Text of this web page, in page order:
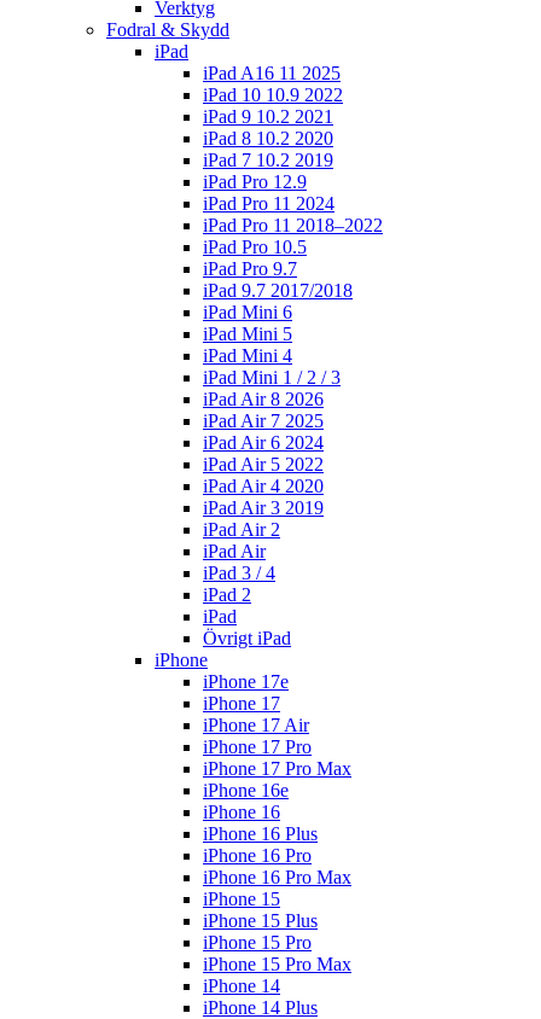
Verktyg
Fodral & Skydd
iPad
iPad A16 11 2025
iPad 10 10.9 2022
iPad 9 10.2 2021
iPad 8 10.2 2020
iPad 7 10.2 2019
iPad Pro 12.9
iPad Pro 11 2024
iPad Pro 11 2018–2022
iPad Pro 10.5
iPad Pro 9.7
iPad 9.7 2017/2018
iPad Mini 6
iPad Mini 5
iPad Mini 4
iPad Mini 1 / 2 / 3
iPad Air 8 2026
iPad Air 7 2025
iPad Air 6 2024
iPad Air 5 2022
iPad Air 4 2020
iPad Air 3 2019
iPad Air 2
iPad Air
iPad 3 / 4
iPad 2
iPad
Övrigt iPad
iPhone
iPhone 17e
iPhone 17
iPhone 17 Air
iPhone 17 Pro
iPhone 17 Pro Max
iPhone 16e
iPhone 16
iPhone 16 Plus
iPhone 16 Pro
iPhone 16 Pro Max
iPhone 15
iPhone 15 Plus
iPhone 15 Pro
iPhone 15 Pro Max
iPhone 14
iPhone 14 Plus